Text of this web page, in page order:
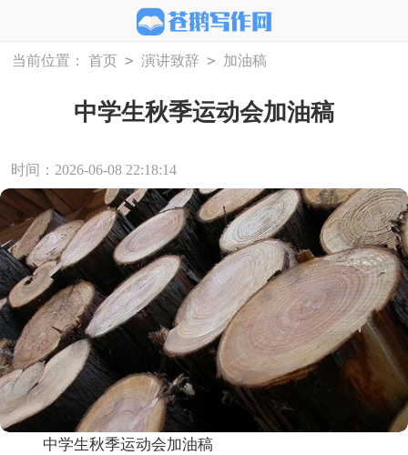
当前位置： 首页 > 演讲致辞 > 加油稿
中学生秋季运动会加油稿
时间：2026-06-08 22:18:14
中学生秋季运动会加油稿